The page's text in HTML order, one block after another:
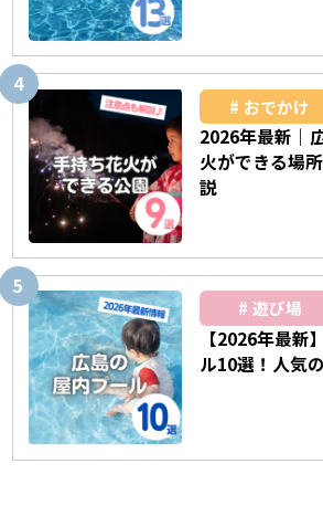
おでかけ
2026年最新｜
火ができる場
説
遊び場
【2026年最新
ル10選！人気